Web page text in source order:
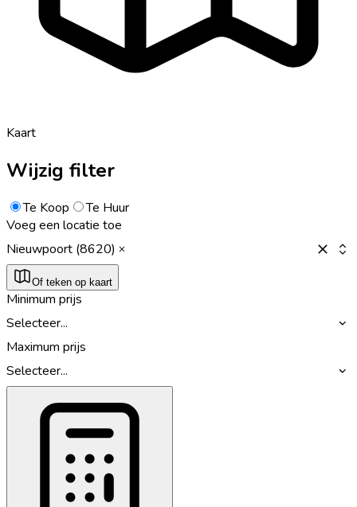
Kaart
Wijzig filter
Te Koop
Te Huur
Voeg een locatie toe
Nieuwpoort (8620)
Of teken op kaart
Minimum prijs
Selecteer...
Maximum prijs
Selecteer...